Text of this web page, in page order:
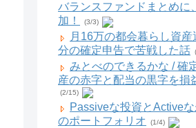
バランスファンドまとめに
加！
(3/3)
月16万の都会暮らし資
分の確定申告で苦戦した話
みとべのできるかな /
産の赤字と配当の黒字を損
(2/15)
Passiveな投資とActive
のポートフォリオ
(1/4)